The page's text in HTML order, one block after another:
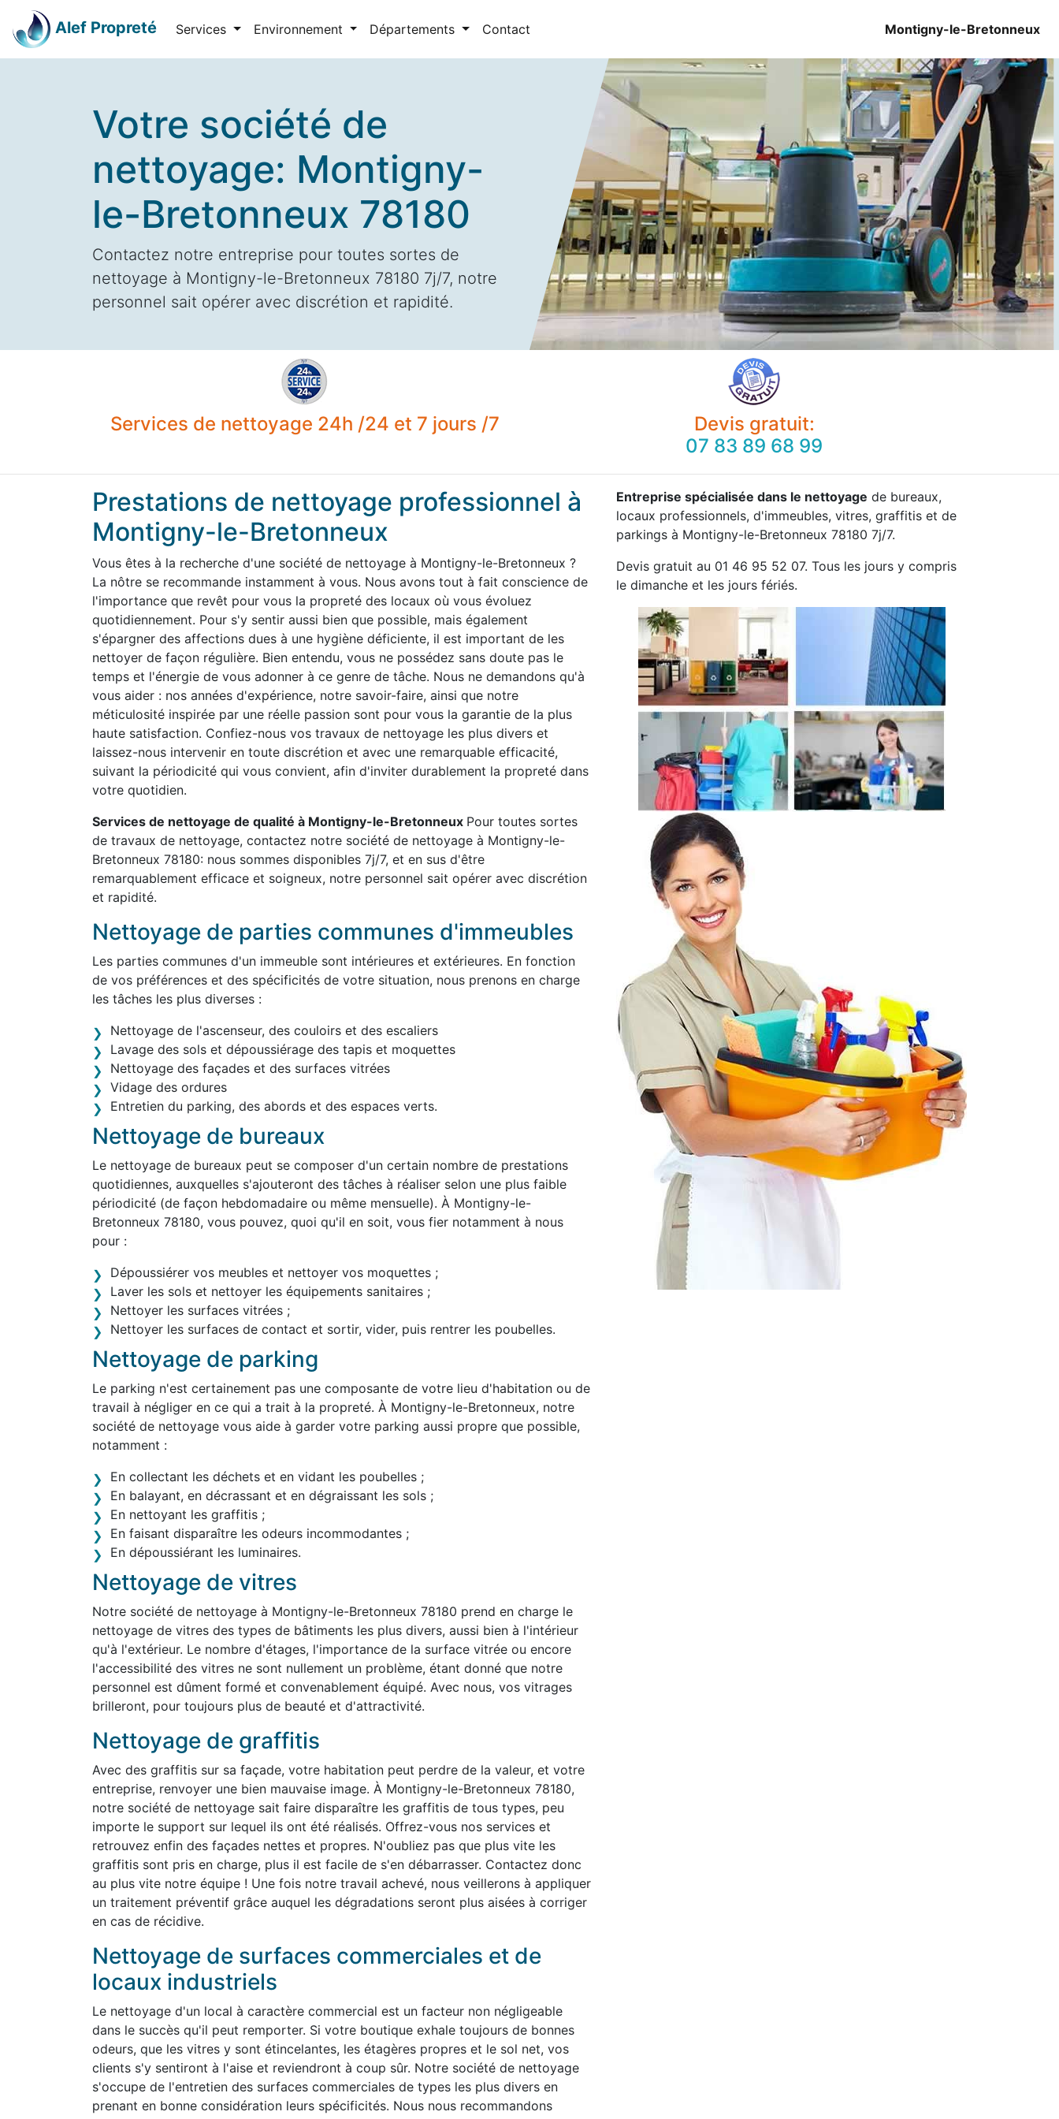
Alef Propreté Services Environnement Départements Contact Montigny-le-Bretonneux
Votre société de
nettoyage: Montigny-
le-Bretonneux 78180
Contactez notre entreprise pour toutes sortes de
nettoyage à Montigny-le-Bretonneux 78180 7j/7, notre
personnel sait opérer avec discrétion et rapidité.
Services de nettoyage 24h /24 et 7 jours /7
Devis gratuit:
07 83 89 68 99
Prestations de nettoyage professionnel à
Montigny-le-Bretonneux
Vous êtes à la recherche d'une société de nettoyage à Montigny-le-Bretonneux ?
La nôtre se recommande instamment à vous. Nous avons tout à fait conscience de
l'importance que revêt pour vous la propreté des locaux où vous évoluez
quotidiennement. Pour s'y sentir aussi bien que possible, mais également
s'épargner des affections dues à une hygiène déficiente, il est important de les
nettoyer de façon régulière. Bien entendu, vous ne possédez sans doute pas le
temps et l'énergie de vous adonner à ce genre de tâche. Nous ne demandons qu'à
vous aider : nos années d'expérience, notre savoir-faire, ainsi que notre
méticulosité inspirée par une réelle passion sont pour vous la garantie de la plus
haute satisfaction. Confiez-nous vos travaux de nettoyage les plus divers et
laissez-nous intervenir en toute discrétion et avec une remarquable efficacité,
suivant la périodicité qui vous convient, afin d'inviter durablement la propreté dans
votre quotidien.
Services de nettoyage de qualité à Montigny-le-Bretonneux Pour toutes sortes
de travaux de nettoyage, contactez notre société de nettoyage à Montigny-le-
Bretonneux 78180: nous sommes disponibles 7j/7, et en sus d'être
remarquablement efficace et soigneux, notre personnel sait opérer avec discrétion
et rapidité.
Nettoyage de parties communes d'immeubles
Les parties communes d'un immeuble sont intérieures et extérieures. En fonction
de vos préférences et des spécificités de votre situation, nous prenons en charge
les tâches les plus diverses :
Nettoyage de l'ascenseur, des couloirs et des escaliers
Lavage des sols et dépoussiérage des tapis et moquettes
Nettoyage des façades et des surfaces vitrées
Vidage des ordures
Entretien du parking, des abords et des espaces verts.
Nettoyage de bureaux
Le nettoyage de bureaux peut se composer d'un certain nombre de prestations
quotidiennes, auxquelles s'ajouteront des tâches à réaliser selon une plus faible
périodicité (de façon hebdomadaire ou même mensuelle). À Montigny-le-
Bretonneux 78180, vous pouvez, quoi qu'il en soit, vous fier notamment à nous
pour :
Dépoussiérer vos meubles et nettoyer vos moquettes ;
Laver les sols et nettoyer les équipements sanitaires ;
Nettoyer les surfaces vitrées ;
Nettoyer les surfaces de contact et sortir, vider, puis rentrer les poubelles.
Nettoyage de parking
Le parking n'est certainement pas une composante de votre lieu d'habitation ou de
travail à négliger en ce qui a trait à la propreté. À Montigny-le-Bretonneux, notre
société de nettoyage vous aide à garder votre parking aussi propre que possible,
notamment :
En collectant les déchets et en vidant les poubelles ;
En balayant, en décrassant et en dégraissant les sols ;
En nettoyant les graffitis ;
En faisant disparaître les odeurs incommodantes ;
En dépoussiérant les luminaires.
Nettoyage de vitres
Notre société de nettoyage à Montigny-le-Bretonneux 78180 prend en charge le
nettoyage de vitres des types de bâtiments les plus divers, aussi bien à l'intérieur
qu'à l'extérieur. Le nombre d'étages, l'importance de la surface vitrée ou encore
l'accessibilité des vitres ne sont nullement un problème, étant donné que notre
personnel est dûment formé et convenablement équipé. Avec nous, vos vitrages
brilleront, pour toujours plus de beauté et d'attractivité.
Nettoyage de graffitis
Avec des graffitis sur sa façade, votre habitation peut perdre de la valeur, et votre
entreprise, renvoyer une bien mauvaise image. À Montigny-le-Bretonneux 78180,
notre société de nettoyage sait faire disparaître les graffitis de tous types, peu
importe le support sur lequel ils ont été réalisés. Offrez-vous nos services et
retrouvez enfin des façades nettes et propres. N'oubliez pas que plus vite les
graffitis sont pris en charge, plus il est facile de s'en débarrasser. Contactez donc
au plus vite notre équipe ! Une fois notre travail achevé, nous veillerons à appliquer
un traitement préventif grâce auquel les dégradations seront plus aisées à corriger
en cas de récidive.
Nettoyage de surfaces commerciales et de
locaux industriels
Le nettoyage d'un local à caractère commercial est un facteur non négligeable
dans le succès qu'il peut remporter. Si votre boutique exhale toujours de bonnes
odeurs, que les vitres y sont étincelantes, les étagères propres et le sol net, vos
clients s'y sentiront à l'aise et reviendront à coup sûr. Notre société de nettoyage
s'occupe de l'entretien des surfaces commerciales de types les plus divers en
prenant en bonne considération leurs spécificités. Nous nous recommandons
Entreprise spécialisée dans le nettoyage de bureaux,
locaux professionnels, d'immeubles, vitres, graffitis et de
parkings à Montigny-le-Bretonneux 78180 7j/7.
Devis gratuit au 01 46 95 52 07. Tous les jours y compris
le dimanche et les jours fériés.